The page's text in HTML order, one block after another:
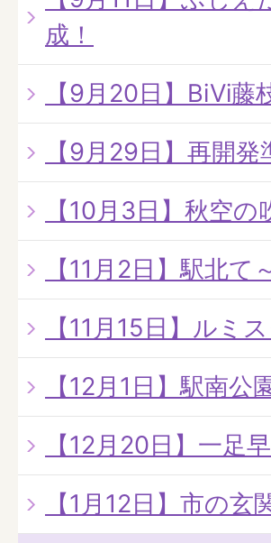
成！
【9月20日】BiVi藤
【9月29日】再開
【10月3日】秋空
【11月2日】駅北
【11月15日】ルミ
【12月1日】駅南
【12月20日】一足
【1月12日】市の